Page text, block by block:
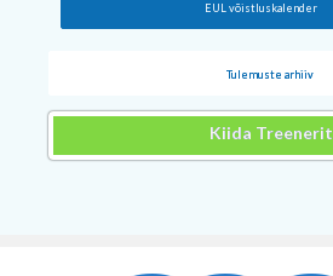
EUL võistluskalender
Tulemuste arhiiv
Kiida Treenerit